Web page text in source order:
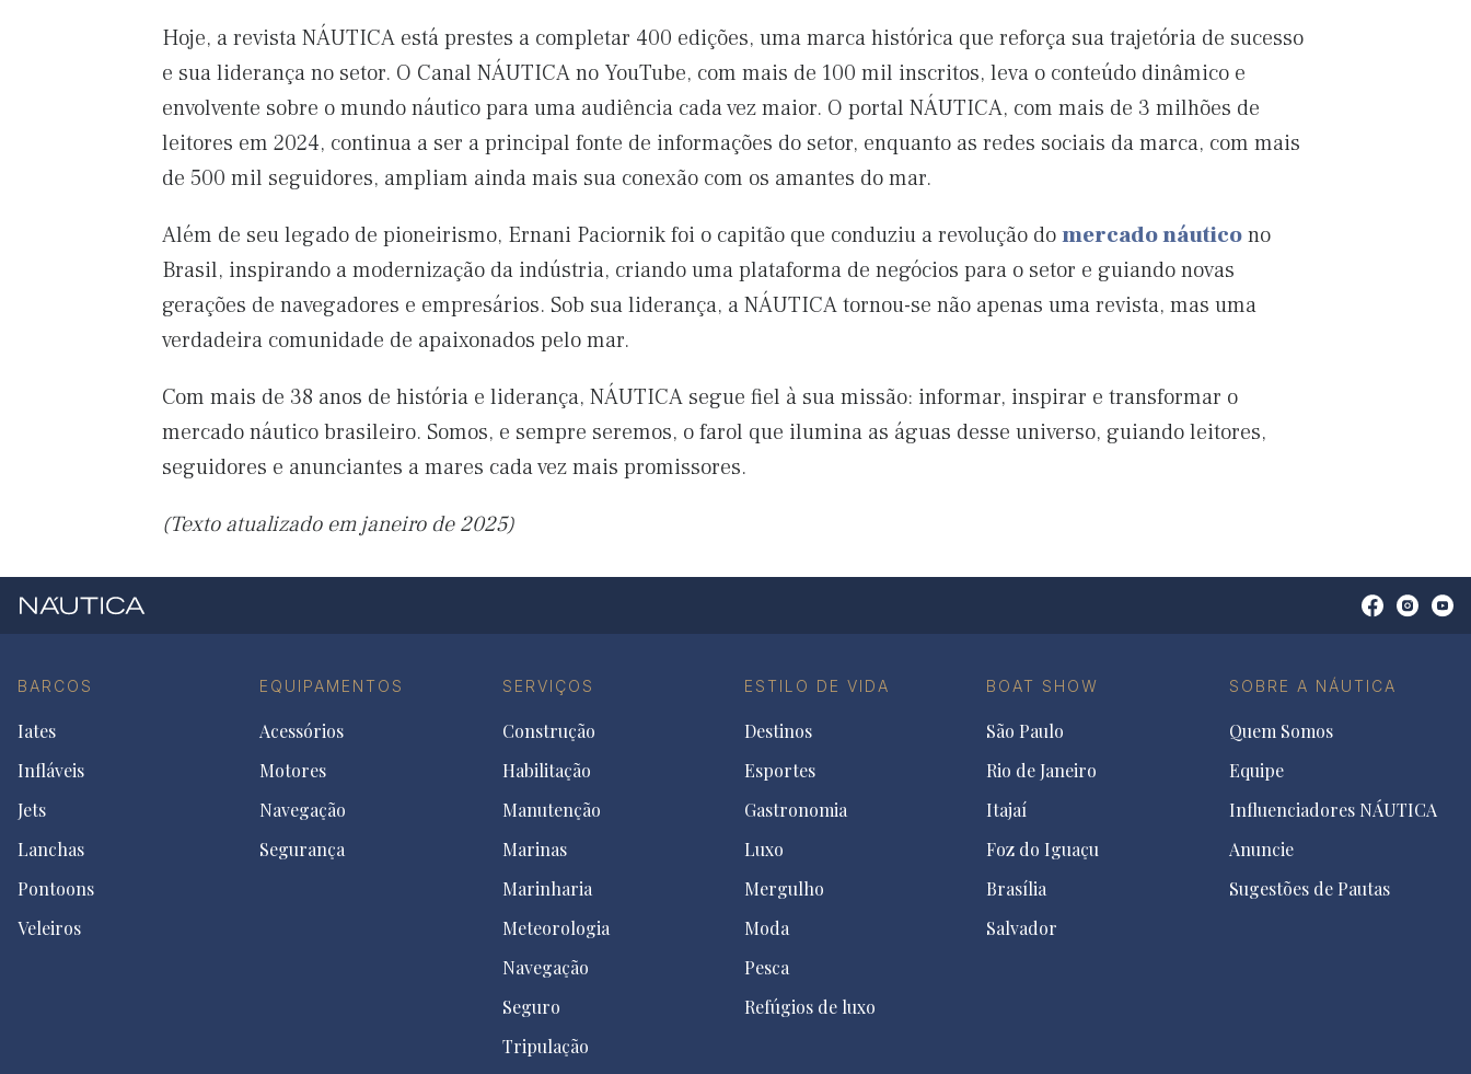
Hoje, a revista NÁUTICA está prestes a completar 400 edições, uma marca histórica que reforça sua trajetória de sucesso
e sua liderança no setor. O Canal NÁUTICA no YouTube, com mais de 100 mil inscritos, leva o conteúdo dinâmico e
envolvente sobre o mundo náutico para uma audiência cada vez maior. O portal NÁUTICA, com mais de 3 milhões de
leitores em 2024, continua a ser a principal fonte de informações do setor, enquanto as redes sociais da marca, com mais
de 500 mil seguidores, ampliam ainda mais sua conexão com os amantes do mar.
Além de seu legado de pioneirismo, Ernani Paciornik foi o capitão que conduziu a revolução domercado náuticono
Brasil, inspirando a modernização da indústria, criando uma plataforma de negócios para o setor e guiando novas
gerações de navegadores e empresários. Sob sua liderança, a NÁUTICA tornou-se não apenas uma revista, mas uma
verdadeira comunidade de apaixonados pelo mar.
Com mais de 38 anos de história e liderança, NÁUTICA segue fiel à sua missão: informar, inspirar e transformar o
mercado náutico brasileiro. Somos, e sempre seremos, o farol que ilumina as águas desse universo, guiando leitores,
seguidores e anunciantes a mares cada vez mais promissores.
(Texto atualizado em janeiro de 2025)
BARCOS
Iates
Infláveis
Jets
Lanchas
Pontoons
Veleiros
EQUIPAMENTOS
Acessórios
Motores
Navegação
Segurança
SERVIÇOS
Construção
Habilitação
Manutenção
Marinas
Marinharia
Meteorologia
Navegação
Seguro
Tripulação
ESTILO DE VIDA
Destinos
Esportes
Gastronomia
Luxo
Mergulho
Moda
Pesca
Refúgios de luxo
BOAT SHOW
São Paulo
Rio de Janeiro
Itajaí
Foz do Iguaçu
Brasília
Salvador
SOBRE A NÁUTICA
Quem Somos
Equipe
Influenciadores NÁUTICA
Anuncie
Sugestões de Pautas
Open
in
Open